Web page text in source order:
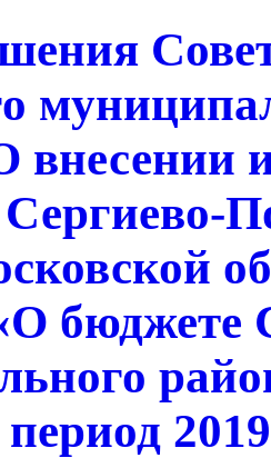
внесении
Сергиево-
бюджете